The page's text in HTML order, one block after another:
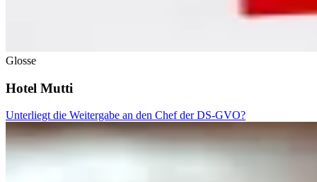
Glosse
Hotel Mutti
Unterliegt die Weitergabe an den Chef der DS-GVO?